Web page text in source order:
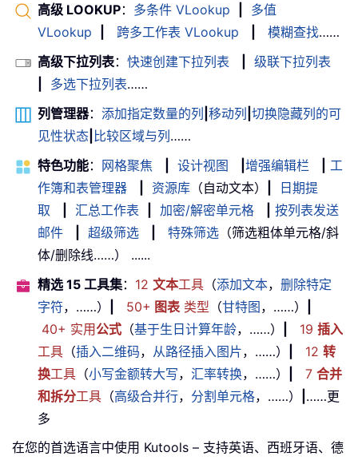
高级 LOOKUP： 多条件 VLookup
多值
VLookup
跨多工作表 VLookup 模糊查找……
高级下拉列表： 快速创建下拉列表
级联下拉列表
多选下拉列表……
列管理器： 添加指定数量的列 移动列 切换隐藏列的可
见性状态 比较区域与列……
特色功能： 网格聚焦 设计视图 增强编辑栏
工
作簿和表管理器
资源库 （自动文本）
日期提
取
汇总工作表 加密/解密单元格
按列表发送
邮件
超级筛选 特殊筛选 （筛选粗体单元格/斜
体/删除线……） ......
精选 15 工具集： 12 文本工具 （添加文本， 删除特定
字符，……） 50+ 图表 类型 （甘特图，……）
40+ 实用公式 （基于生日计算年龄，……） 19 插入
工具 （插入二维码， 从路径插入图片，……） 12 转
换工具 （小写金额转大写， 汇率转换，……） 7 合并
和拆分工具 （高级合并行， 分割单元格，……）
……更
多
在您的首选语言中使用 Kutools – 支持英语、西班牙语、德